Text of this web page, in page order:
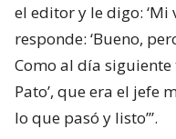
el editor y le digo: ‘Mi
responde: ‘Bueno,
Como al día
Pato’, que era el jefe
lo que pasó y listo’”.